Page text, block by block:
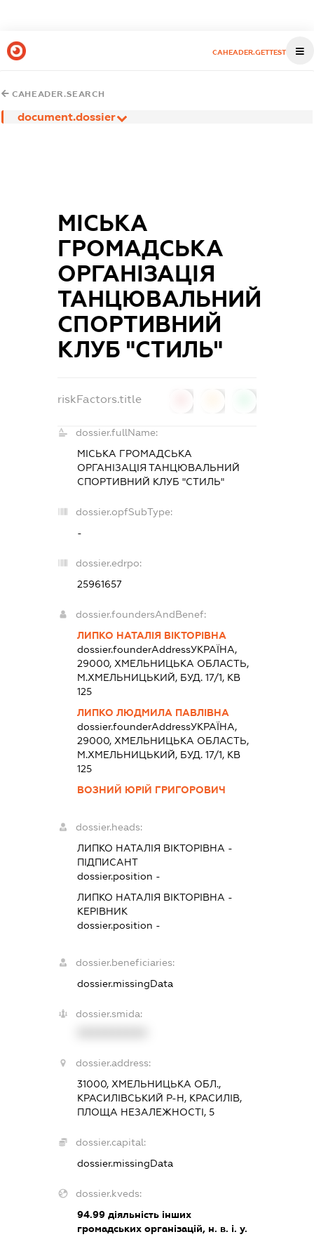
CAHEADER.GETTEST
CAHEADER.SEARCH
document.dossier
МІСЬКА
ГРОМАДСЬКА
ОРГАНІЗАЦІЯ
ТАНЦЮВАЛЬНИЙ
СПОРТИВНИЙ
КЛУБ "СТИЛЬ"
riskFactors.title
dossier.fullName:
МІСЬКА ГРОМАДСЬКА
ОРГАНІЗАЦІЯ ТАНЦЮВАЛЬНИЙ
СПОРТИВНИЙ КЛУБ "СТИЛЬ"
dossier.opfSubType:
-
dossier.edrpo:
25961657
dossier.foundersAndBenef:
ЛИПКО НАТАЛІЯ ВІКТОРІВНА
dossier.founderAddressУКРАЇНА,
29000, ХМЕЛЬНИЦЬКА ОБЛАСТЬ,
М.ХМЕЛЬНИЦЬКИЙ, БУД. 17/1, КВ
125
ЛИПКО ЛЮДМИЛА ПАВЛІВНА
dossier.founderAddressУКРАЇНА,
29000, ХМЕЛЬНИЦЬКА ОБЛАСТЬ,
М.ХМЕЛЬНИЦЬКИЙ, БУД. 17/1, КВ
125
ВОЗНИЙ ЮРІЙ ГРИГОРОВИЧ
dossier.heads:
ЛИПКО НАТАЛІЯ ВІКТОРІВНА -
ПІДПИСАНТ
dossier.position -
ЛИПКО НАТАЛІЯ ВІКТОРІВНА -
КЕРІВНИК
dossier.position -
dossier.beneficiaries:
dossier.missingData
dossier.smida:
dossier.address:
31000, ХМЕЛЬНИЦЬКА ОБЛ.,
КРАСИЛІВСЬКИЙ Р-Н, КРАСИЛІВ,
ПЛОЩА НЕЗАЛЕЖНОСТІ, 5
dossier.capital:
dossier.missingData
dossier.kveds:
94.99 діяльність інших
громадських організацій, н. в. і. у.